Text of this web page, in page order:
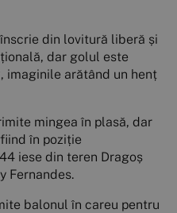
din lovitură liberă și
dar golul este
imaginile arătând un henț
mingea în plasă, dar
în poziție
iese din teren Dragoș
Fernandes.
balonul în careu pentru